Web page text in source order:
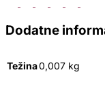
Dodatne
Težina0,007 kg